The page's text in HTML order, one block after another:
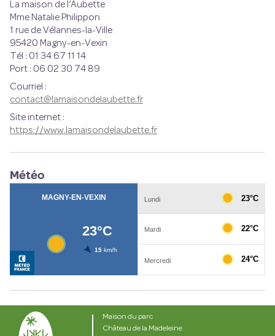
La maison de l’Aubette
Mme Natalie Philippon
1 rue de Vélannes-la-Ville
95420 Magny-en-Vexin
Tél : 01 34 67 11 14
Port : 06 02 30 74 89
Courriel :
contact@lamaisondelaubette.fr
Site internet :
https://www.lamaisondelaubette.fr
Météo
Maison du parc
Château de la Madeleine